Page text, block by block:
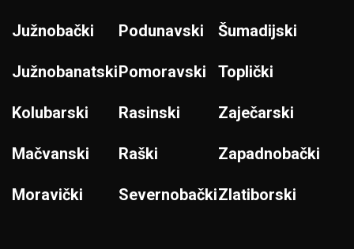
Južnobački
Južnobanatski
Kolubarski
Mačvanski
Moravički
Podunavski
Pomoravski
Rasinski
Raški
Severnobački
Šumadijski
Toplički
Zaječarski
Zapadnobački
Zlatiborski